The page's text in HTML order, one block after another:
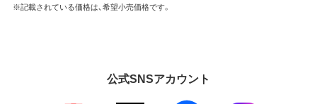
※記載されている価格は、希望小売価格です。
公式SNSアカウント